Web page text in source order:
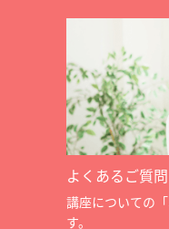
よくあるご質問
講座についての
す。